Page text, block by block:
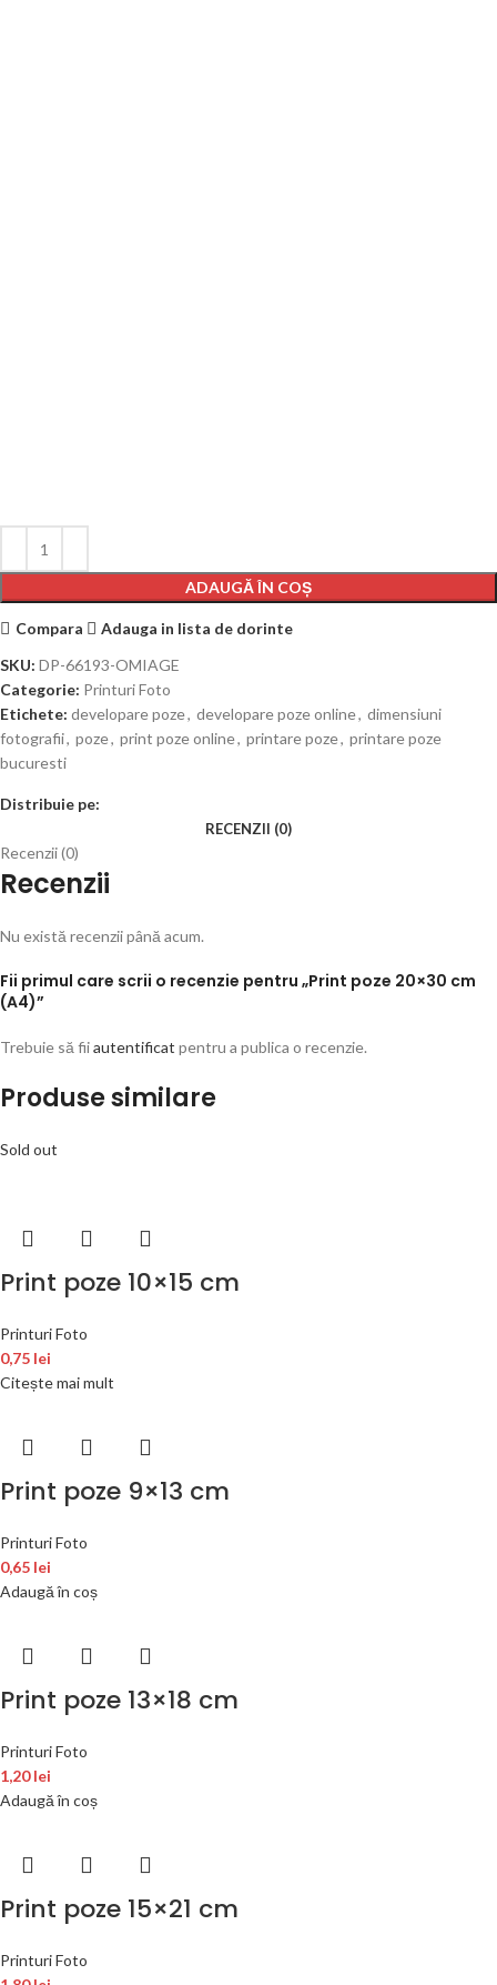
ADAUGĂ ÎN COȘ
Compara
Adauga in lista de dorinte
SKU: DP-66193-OMIAGE
Categorie: Printuri Foto
Etichete: developare poze, developare poze online, dimensiuni
fotografii, poze, print poze online, printare poze, printare poze
bucuresti
Distribuie pe:
RECENZII (0)
Recenzii (0)
Recenzii
Nu există recenzii până acum.
Fii primul care scrii o recenzie pentru „Print poze 20×30 cm
(A4)”
Trebuie să fiiautentificat pentru a publica o recenzie.
Produse similare
Sold out
Print poze 10×15 cm
Printuri Foto
0,75 lei
Citește mai mult
Print poze 9×13 cm
Printuri Foto
0,65 lei
Adaugă în coș
Print poze 13×18 cm
Printuri Foto
1,20lei
Adaugă în coș
Print poze 15×21 cm
Printuri Foto